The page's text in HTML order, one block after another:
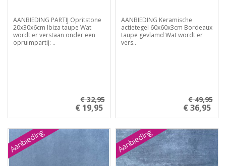
AANBIEDING PARTIJ Opritstone
20x30x6cm Ibiza taupe Wat
wordt er verstaan onder een
opruimpartij: ..
€ 32,95
€ 19,95
AANBIEDING Keramische
actietegel 60x60x3cm Bordeaux
taupe gevlamd Wat wordt er
vers..
€ 49,95
€ 36,95
Aanbieding Aanbieding